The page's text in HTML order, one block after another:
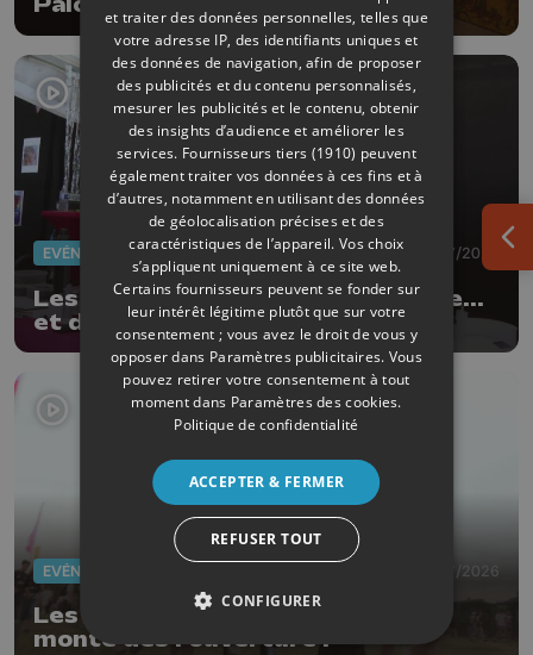
Palogne : 3 musées à la ferme
EVÈNEMENTS 03/07/2026
Les Ardentes : 20 ans de musique...
et de style !
EVÈNEMENTS 02/07/2026
Les Ardentes 2026 : l'ambiance
monte dès l'ouverture !
et traiter des données personnelles, telles que
votre adresse IP, des identifiants uniques et
des données de navigation, afin de proposer
des publicités et du contenu personnalisés,
mesurer les publicités et le contenu, obtenir
des insights d’audience et améliorer les
services. Fournisseurs tiers (1910) peuvent
également traiter vos données à ces fins et à
d’autres, notamment en utilisant des données
de géolocalisation précises et des
caractéristiques de l’appareil. Vos choix
s’appliquent uniquement à ce site web.
Certains fournisseurs peuvent se fonder sur
leur intérêt légitime plutôt que sur votre
consentement ; vous avez le droit de vous y
opposer dans Paramètres publicitaires. Vous
pouvez retirer votre consentement à tout
moment dans Paramètres des cookies.
Politique de confidentialité
ACCEPTER & FERMER
REFUSER TOUT
CONFIGURER